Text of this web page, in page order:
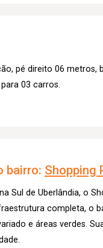
pé direito 06 metros,
03 carros.
bairro: Shopping
Sul de Uberlândia, o
completa, o
e áreas verdes.